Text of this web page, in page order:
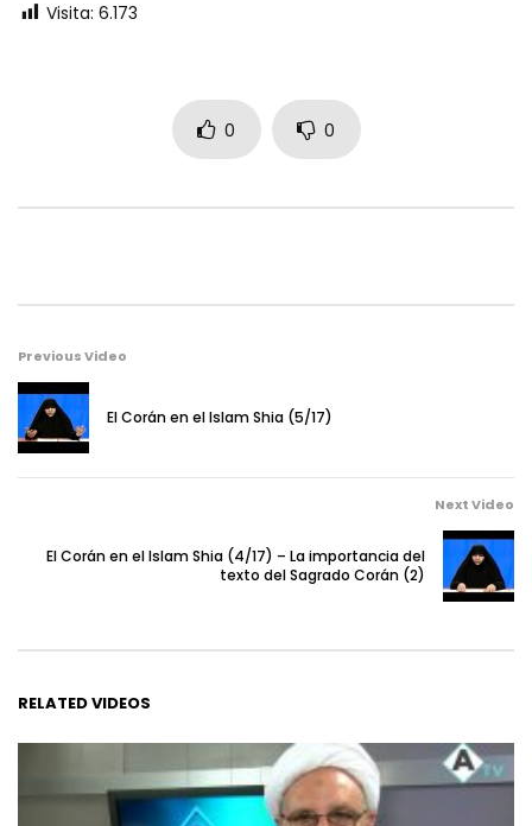
Visita: 6.173
0 0
Previous Video
El Corán en el Islam Shia (5/17)
Next Video
El Corán en el Islam Shia (4/17) – La importancia del
texto del Sagrado Corán (2)
RELATED VIDEOS